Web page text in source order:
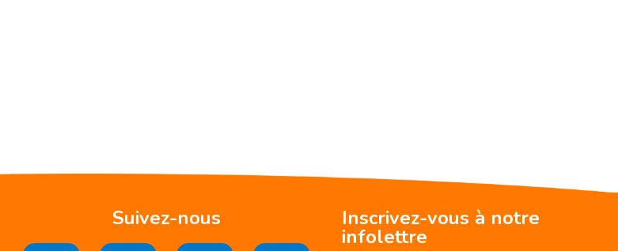
Suivez-nous Inscrivez-vous à notre
infolettre